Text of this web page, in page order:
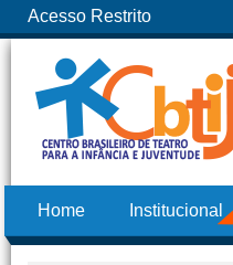
Acesso Restrito
Home Institucional